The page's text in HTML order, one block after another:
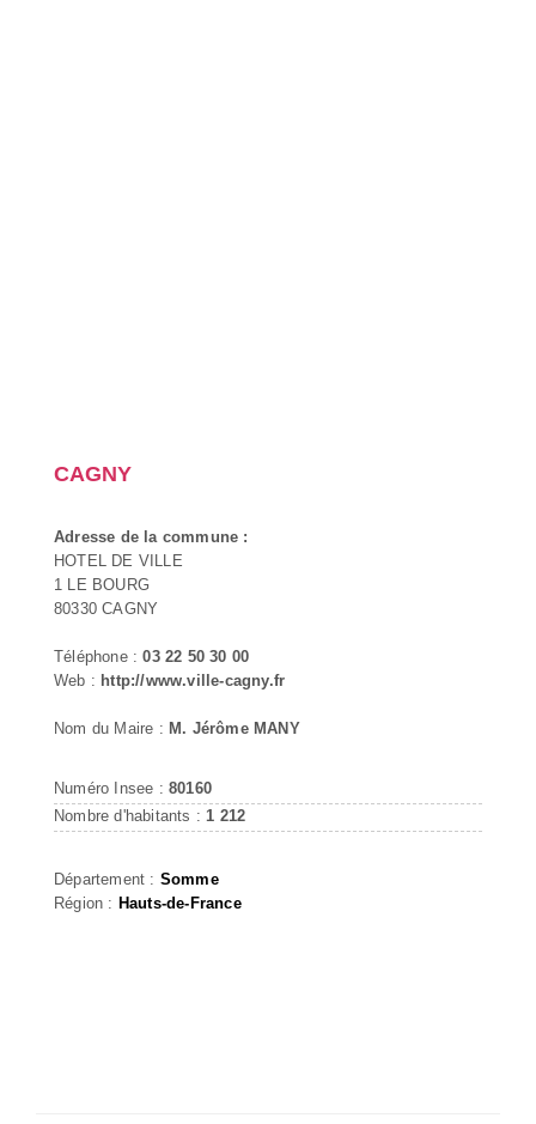
CAGNY
Adresse de la commune :
HOTEL DE VILLE
1 LE BOURG
80330 CAGNY
Téléphone :03 22 50 30 00
Web : http://www.ville-cagny.fr
Nom du Maire : M. Jérôme MANY
Numéro Insee : 80160
Nombre d'habitants : 1 212
Département : Somme
Région : Hauts-de-France